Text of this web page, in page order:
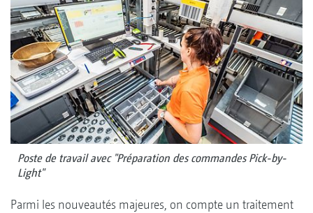
Poste de travail avec "Préparation des commandes Pick-by-
Light"
Parmi les nouveautés majeures, on compte un traitement